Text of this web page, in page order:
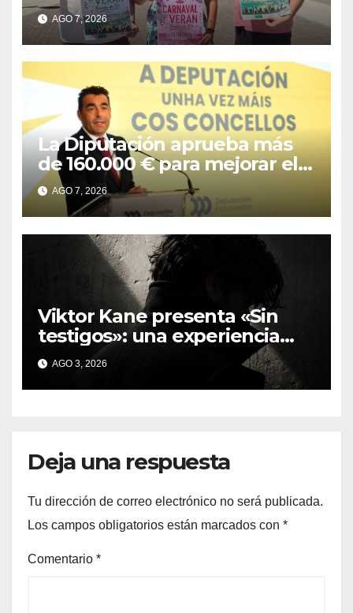
Banda do Río
AGO 7, 2026
La Diputación aprueba más
de 160.000 € para mejorar el
camino das Meáns de Bueu
AGO 7, 2026
Viktor Kane presenta «Sin
testigos»: una experiencia
inmersiva que reinventa la
presentación literaria en
Bueu
AGO 3, 2026
Deja una respuesta
Tu dirección de correo electrónico no será publicada.
Los campos obligatorios están marcados con *
Comentario *